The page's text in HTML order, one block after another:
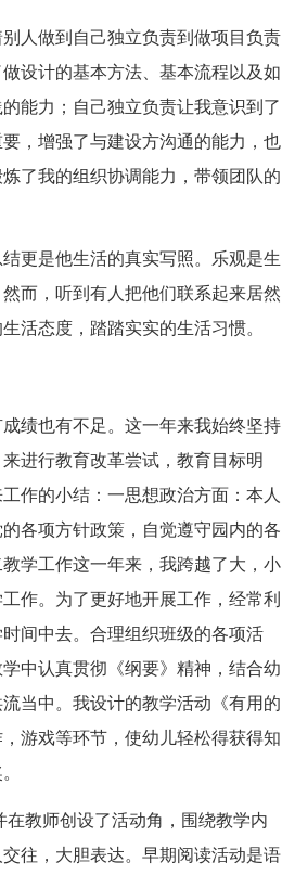
人做到自己独立负责到做项目负责
设计的基本方法、基本流程以及如
能力；自己独立负责让我意识到了
，增强了与建设方沟通的能力，也
了我的组织协调能力，带领团队的
更是他生活的真实写照。乐观是生
而，听到有人把他们联系起来居然
活态度，踏踏实实的生活习惯。
绩也有不足。这一年来我始终坚持
进行教育改革尝试，教育目标明
作的小结：一思想政治方面：本人
各项方针政策，自觉遵守园内的各
学工作这一年来，我跨越了大，小
作。为了更好地开展工作，经常利
间中去。合理组织班级的各项活
中认真贯彻《纲要》精神，结合幼
当中。我设计的教学活动《有用的
游戏等环节，使幼儿轻松得获得知
教师创设了活动角，围绕教学内
往，大胆表达。早期阅读活动是语